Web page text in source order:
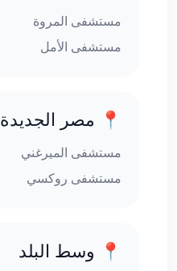
مستشفى المروة
مستشفى الأمل
📍 مصر الجديدة
مستشفى الميرغني
مستشفى روكسي
📍 وسط البلد